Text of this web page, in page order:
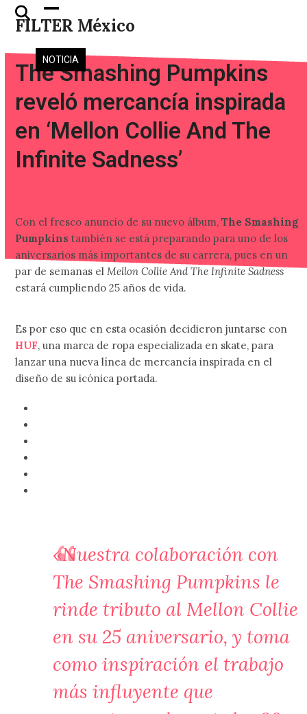
Skip
FILTER México
Open
mobile
menu
Close
mobile
menu
NOTICIA
The Smashing Pumpkins
reveló mercancía inspirada
en ‘Mellon Collie And The
Infinite Sadness’
Con el fresco anuncio de su nuevo álbum,The Smashing
Pumpkins también se está preparando para uno de los
aniversarios más importantes de su carrera, pues en un
par de semanas elMellon Collie And The Infinite Sadness
estará cumpliendo 25 años de vida.
Es por eso que en esta ocasión decidieron juntarse con
HUF, una marca de ropa especializada en skate, para
lanzar una nueva línea de mercancía inspirada en el
diseño de su icónica portada.
«Nuestra colaboración con
The Smashing Pumpkins le
rinde tributo al Mellon Collie
en su 25 aniversario, y toma
como inspiración el trabajo
más influyente que